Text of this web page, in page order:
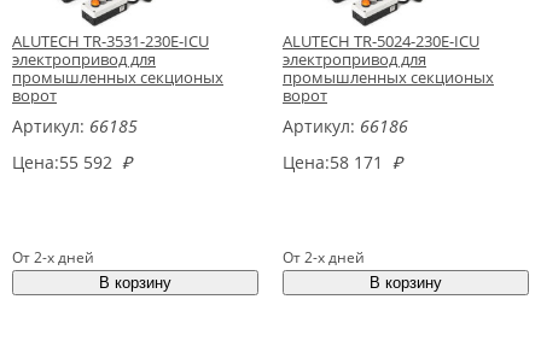
ALUTECH TR-3531-230E-ICU
электропривод для
промышленных секционых
ворот
Артикул: 66185
Цена:55 592 ₽
От 2-х дней
ALUTECH TR-5024-230E-ICU
электропривод для
промышленных секционых
ворот
Артикул: 66186
Цена:58 171 ₽
От 2-х дней